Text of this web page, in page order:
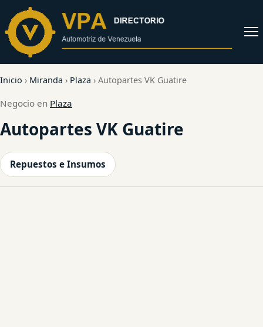
contenido
Abrir
Inicio › Miranda › Plaza › Autopartes VK Guatire
Negocio en Plaza
Autopartes VK Guatire
Repuestos e Insumos